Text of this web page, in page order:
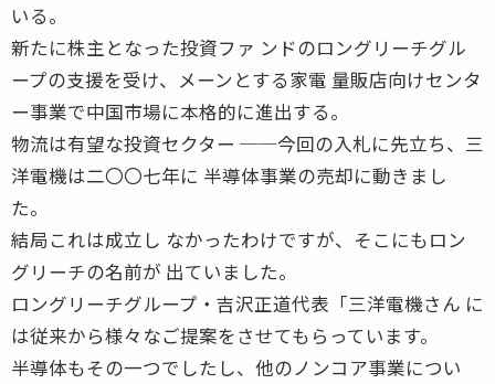
いる。
新たに株主となった投資ファ ンドのロングリーチグル
ープの支援を受け、メーンとする家電 量販店向けセンタ
ー事業で中国市場に本格的に進出する。
物流は有望な投資セクター ──今回の入札に先立ち、三
洋電機は二〇〇七年に 半導体事業の売却に動きまし
た。
結局これは成立し なかったわけですが、そこにもロン
グリーチの名前が 出ていました。
ロングリーチグループ・吉沢正道代表「三洋電機さん に
は従来から様々なご提案をさせてもらっています。
半導体もその一つでしたし、他のノンコア事業につい